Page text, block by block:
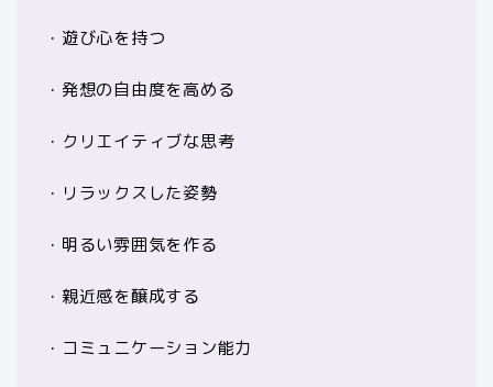
・遊び心を持つ
・発想の自由度を高める
・クリエイティブな思考
・リラックスした姿勢
・明るい雰囲気を作る
・親近感を醸成する
・コミュニケーション能力